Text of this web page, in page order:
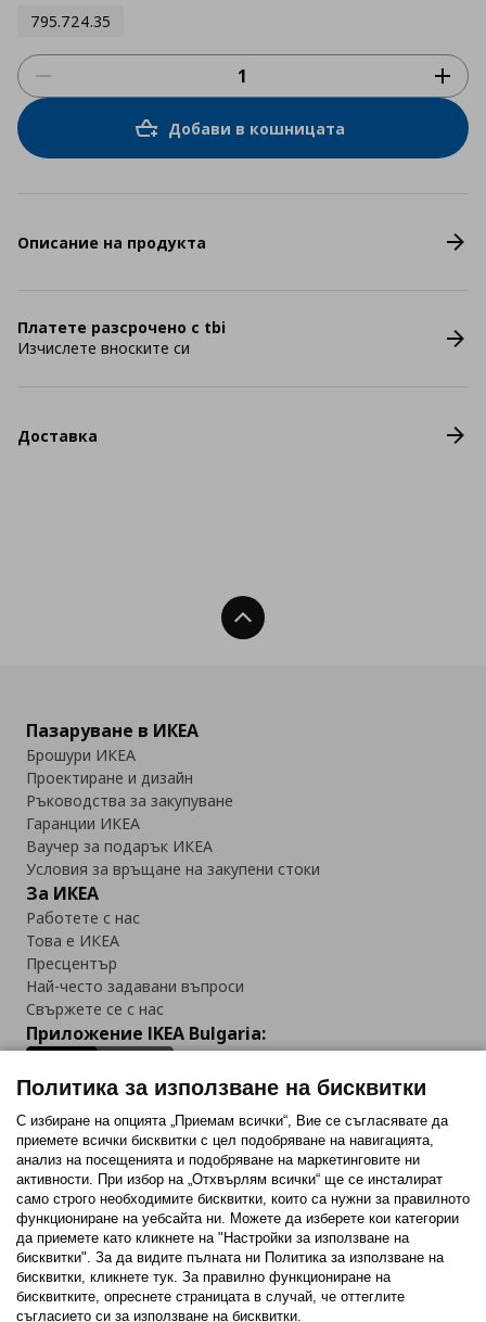
795.724.35
Добави в кошницата
Описание на продукта
Платете разсрочено с tbi
Изчислете вноските си
Доставка
Нагоре
Пазаруване в ИКЕА
Брошури ИКЕА
Проектиране и дизайн
Ръководства за закупуване
Гаранции ИКЕА
Ваучер за подарък ИКЕА
Условия за връщане на закупени стоки
За ИКЕА
Работете с нас
Това е ИКЕА
Пресцентър
Най-често задавани въпроси
Свържете се с нас
Приложение IKEA Bulgaria:
Последвайте ни:
FacebookTwitterYoutubePinterestInstagram
Политика за използване на бисквитки
С избиране на опцията „Приемам всички“, Вие се съгласявате да
приемете всички бисквитки с цел подобряване на навигацията,
анализ на посещенията и подобряване на маркетинговите ни
активности. При избор на „Отхвърлям всички“ ще се инсталират
само строго необходимитe бисквитки, които са нужни за правилното
функциониране на уебсайта ни. Можете да изберете кои категории
да приемете като кликнете на "Настройки за използване на
бисквитки". За да видите пълната ни Политика за използване на
бисквитки, кликнете тук. За правилно функциониране на
бисквитките, опреснете страницата в случай, че оттеглите
съгласието си за използване на бисквитки.